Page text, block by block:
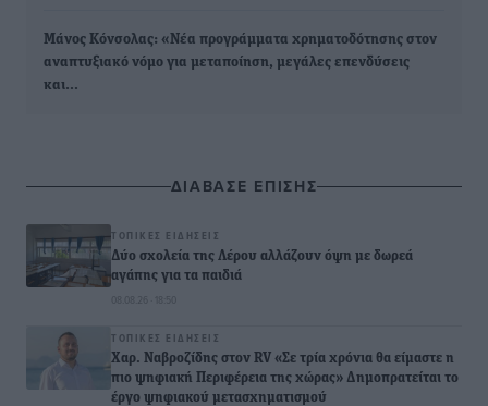
Μάνος Κόνσολας: «Νέα προγράμματα χρηματοδότησης στον
αναπτυξιακό νόμο για μεταποίηση, μεγάλες επενδύσεις
και…
ΔΙΑΒΑΣΕ ΕΠΙΣΗΣ
ΤΟΠΙΚΈΣ ΕΙΔΉΣΕΙΣ
Δύο σχολεία της Λέρου αλλάζουν όψη με δωρεά
αγάπης για τα παιδιά
08.08.26 · 18:50
ΤΟΠΙΚΈΣ ΕΙΔΉΣΕΙΣ
Χαρ. Ναβροζίδης στον RV «Σε τρία χρόνια θα είμαστε η
πιο ψηφιακή Περιφέρεια της χώρας» Δημοπρατείται το
έργο ψηφιακού μετασχηματισμού